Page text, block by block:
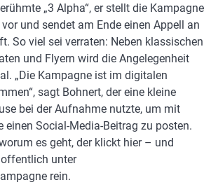
„3 Alpha“, er stellt die Kampagne
und sendet am Ende einen Appell an
So viel sei verraten: Neben klassischen
und Flyern wird die Angelegenheit
„Die Kampagne ist im digitalen
sagt Bohnert, der eine kleine
bei der Aufnahme nutzte, um mit
einen Social-Media-Beitrag zu posten.
es geht, der klickt hier – und
unter
rein.